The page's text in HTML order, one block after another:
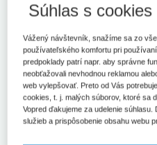
v spolupráci s Policajným
Škola života pod názvom Čo je
najmä na domáce násilie a týranie
Žilina 15. júna (TASR) - Druhý
koncertov pre žiakov
samosprávny kraj (ŽSK) v
Občianskym združením Škola
veľa, je zameraný najmä na
o tom informovala hovorkyňa
Súhlas s cookies
Vážený návštevník, snažíme sa zo
používateľského komfortu pri
predpoklady patrí napr. aby správne
neobťažovali nevhodnou reklamou
web vylepšovať. Preto od Vás
cookies, t. j. malých súborov, ktoré sa
Vopred ďakujeme za udelenie
služieb a prispôsobenie obsahu webu